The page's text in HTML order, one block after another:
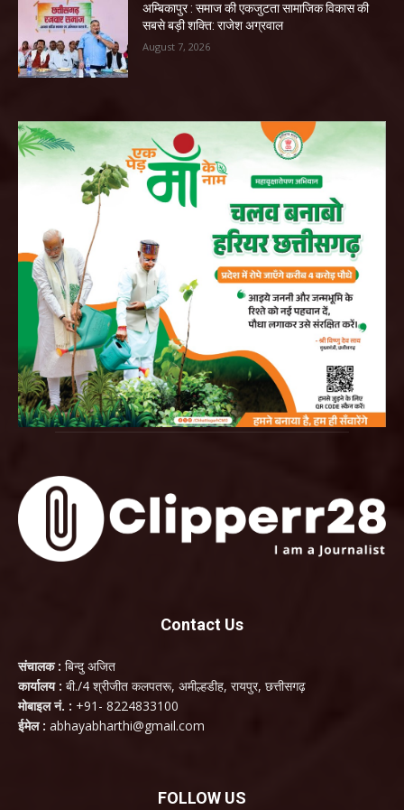
अम्बिकापुर : समाज की एकजुटता सामाजिक विकास की
सबसे बड़ी शक्ति: राजेश अग्रवाल
August 7, 2026
Contact Us
संचालक : बिन्दु अजित
कार्यालय : बी./4 श्रीजीत कलपतरू, अमील्हडीह, रायपुर, छत्तीसगढ़
मोबाइल नं. : +91- 8224833100
ईमेल : abhayabharthi@gmail.com
FOLLOW US